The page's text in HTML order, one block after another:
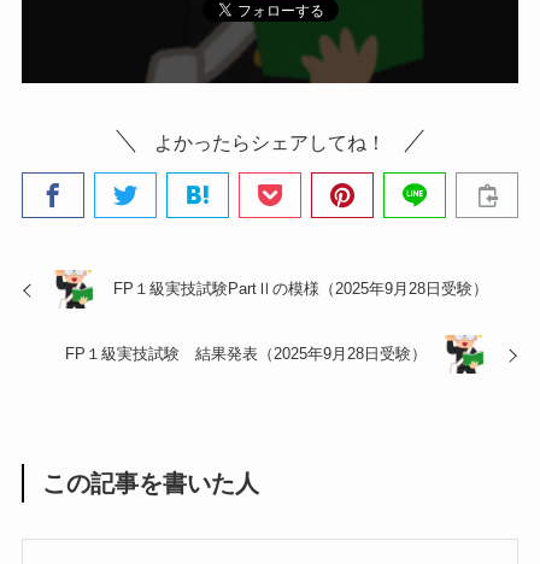
よかったらシェアしてね！
FP１級実技試験PartⅡの模様（2025年9月28日受験）
FP１級実技試験 結果発表（2025年9月28日受験）
この記事を書いた人